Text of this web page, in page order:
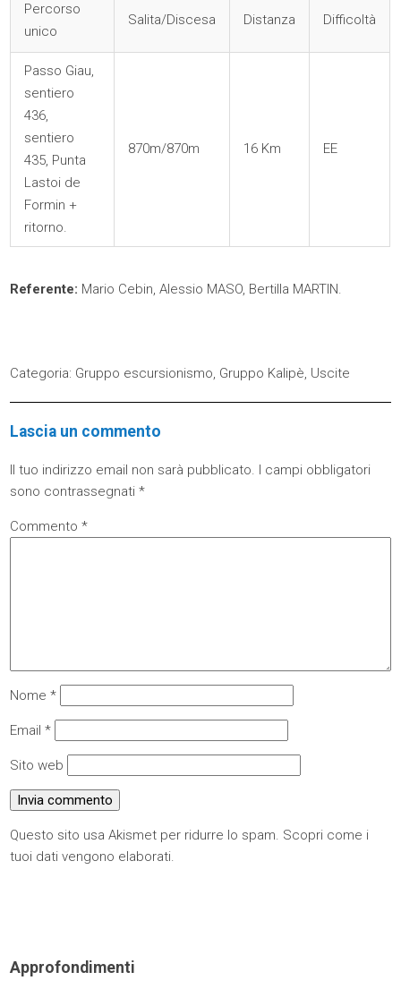
Percorso
unico
Salita/Discesa Distanza Difficoltà
Passo Giau,
sentiero
436,
sentiero
435, Punta
Lastoi de
Formin +
ritorno.
870m/870m 16 Km EE
Referente: Mario Cebin, Alessio MASO, Bertilla MARTIN.
Categoria: Gruppo escursionismo, Gruppo Kalipè, Uscite
Lascia un commento
Il tuo indirizzo email non sarà pubblicato. I campi obbligatori
sono contrassegnati*
Commento*
Nome*
Email*
Sito web
Questo sito usa Akismet per ridurre lo spam. Scopri come i
tuoi dati vengono elaborati.
Approfondimenti